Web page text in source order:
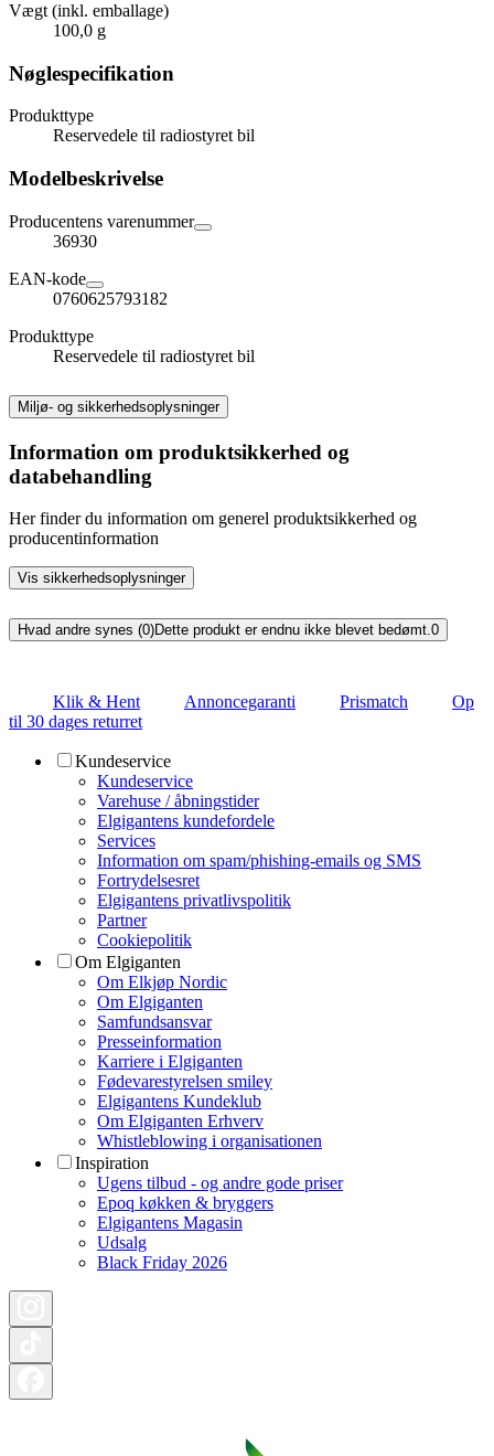
Vægt (inkl. emballage)
100,0 g
Nøglespecifikation
Produkttype
Reservedele til radiostyret bil
Modelbeskrivelse
Producentens varenummer
36930
EAN-kode
0760625793182
Produkttype
Reservedele til radiostyret bil
Miljø- og sikkerhedsoplysninger
Information om produktsikkerhed og
databehandling
Her finder du information om generel produktsikkerhed og
producentinformation
Vis sikkerhedsoplysninger
Hvad andre synes (0)Dette produkt er endnu ikke blevet bedømt.0
Klik & Hent Annoncegaranti Prismatch
Op
til 30 dages returret
Kundeservice
Kundeservice
Varehuse / åbningstider
Elgigantens kundefordele
Services
Information om spam/phishing-emails og SMS
Fortrydelsesret
Elgigantens privatlivspolitik
Partner
Cookiepolitik
Om Elgiganten
Om Elkjøp Nordic
Om Elgiganten
Samfundsansvar
Presseinformation
Karriere i Elgiganten
Fødevarestyrelsen smiley
Elgigantens Kundeklub
Om Elgiganten Erhverv
Whistleblowing i organisationen
Inspiration
Ugens tilbud - og andre gode priser
Epoq køkken & bryggers
Elgigantens Magasin
Udsalg
Black Friday 2026